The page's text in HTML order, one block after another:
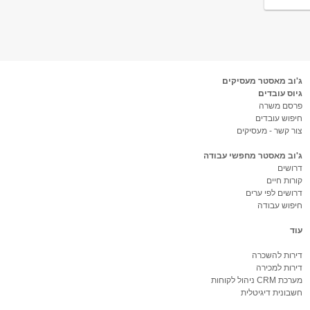
ג'וב מאסטר מעסיקים
גיוס עובדים
פרסם משרה
חיפוש עובדים
צור קשר - מעסיקים
ג'וב מאסטר מחפשי עבודה
דרושים
קורות חיים
דרושים לפי ערים
חיפוש עבודה
עוד
דירות להשכרה
דירות למכירה
מערכת CRM ניהול לקוחות
חשבונית דיגיטלית